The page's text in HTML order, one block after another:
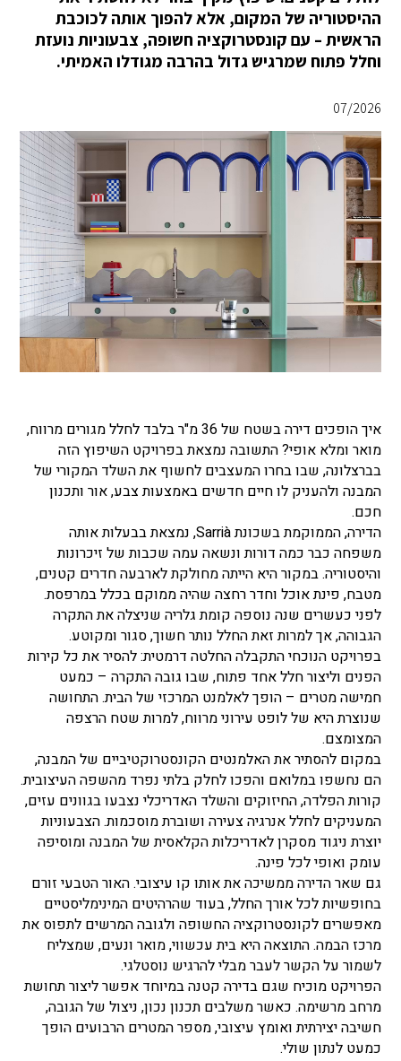
ההיסטוריה של המקום, אלא להפוך אותה לכוכבת
הראשית – עם קונסטרוקציה חשופה, צבעוניות נועזת
וחלל פתוח שמרגיש גדול בהרבה מגודלו האמיתי.
07/2026
איך הופכים דירה בשטח של 36 מ"ר בלבד לחלל מגורים מרווח,
מואר ומלא אופי? התשובה נמצאת בפרויקט השיפוץ הזה
בברצלונה, שבו בחרו המעצבים לחשוף את השלד המקורי של
המבנה ולהעניק לו חיים חדשים באמצעות צבע, אור ותכנון
חכם.
הדירה, הממוקמת בשכונת Sarrià, נמצאת בבעלות אותה
משפחה כבר כמה דורות ונשאה עמה שכבות של זיכרונות
והיסטוריה. במקור היא הייתה מחולקת לארבעה חדרים קטנים,
מטבח, פינת אוכל וחדר רחצה שהיה ממוקם בכלל במרפסת.
לפני כעשרים שנה נוספה קומת גלריה שניצלה את התקרה
הגבוהה, אך למרות זאת החלל נותר חשוך, סגור ומקוטע.
בפרויקט הנוכחי התקבלה החלטה דרמטית: להסיר את כל קירות
הפנים וליצור חלל אחד פתוח, שבו גובה התקרה – כמעט
חמישה מטרים – הופך לאלמנט המרכזי של הבית. התחושה
שנוצרת היא של לופט עירוני מרווח, למרות שטח הרצפה
המצומצם.
במקום להסתיר את האלמנטים הקונסטרוקטיביים של המבנה,
הם נחשפו במלואם והפכו לחלק בלתי נפרד מהשפה העיצובית.
קורות הפלדה, החיזוקים והשלד האדריכלי נצבעו בגוונים עזים,
המעניקים לחלל אנרגיה צעירה ושוברת מוסכמות. הצבעוניות
יוצרת ניגוד מסקרן לאדריכלות הקלאסית של המבנה ומוסיפה
עומק ואופי לכל פינה.
גם שאר הדירה ממשיכה את אותו קו עיצובי. האור הטבעי זורם
בחופשיות לכל אורך החלל, בעוד שהרהיטים המינימליסטיים
מאפשרים לקונסטרוקציה החשופה ולגובה המרשים לתפוס את
מרכז הבמה. התוצאה היא בית עכשווי, מואר ונעים, שמצליח
לשמור על הקשר לעבר מבלי להרגיש נוסטלגי.
הפרויקט מוכיח שגם בדירה קטנה במיוחד אפשר ליצור תחושת
מרחב מרשימה. כאשר משלבים תכנון נכון, ניצול של הגובה,
חשיבה יצירתית ואומץ עיצובי, מספר המטרים הרבועים הופך
כמעט לנתון שולי.